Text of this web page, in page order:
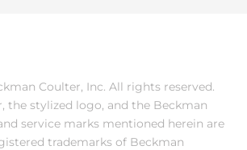
Coulter, Inc. All rights reserved.
the stylized logo, and the Beckman
service marks mentioned herein are
trademarks of Beckman